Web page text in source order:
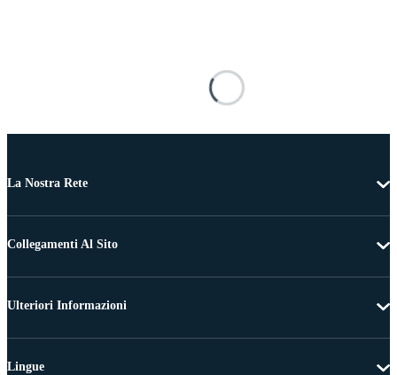
La Nostra Rete
Collegamenti Al Sito
Ulteriori Informazioni
Lingue